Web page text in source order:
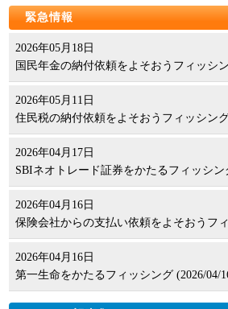
緊急情報
2026年05月18日
国民年金の納付依頼をよそおうフィッシ
2026年05月11日
住民税の納付依頼をよそおうフィッシン
2026年04月17日
SBIネオトレード証券をかたるフィッシン
2026年04月16日
保険会社からの支払い依頼をよそおうフ
2026年04月16日
第一生命をかたるフィッシング (2026/04/